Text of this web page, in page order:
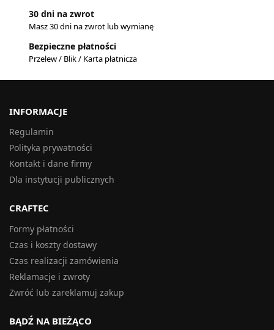
30 dni na zwrot
Masz 30 dni na zwrot lub wymianę
Bezpieczne płatności
Przelew / Blik / Karta płatnicza
INFORMACJE
Regulamin
Polityka prywatności
Kontakt i dane firmy
Dla instytucji publicznych
CRAFTEC
Formy płatności
Czas i koszty dostawy
Czas realizacji zamówienia
Reklamacje i zwroty
Zwróć lub zareklamuj zakup
BĄDŹ NA BIEŻĄCO